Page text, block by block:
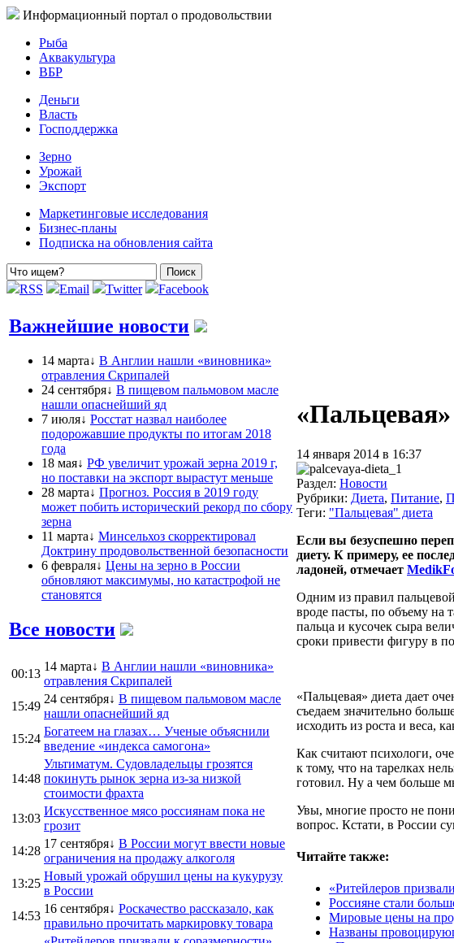
Информационный портал о продовольствии
Рыба
Аквакультура
ВБР
Деньги
Власть
Господдержка
Зерно
Урожай
Экспорт
Маркетинговые исследования
Бизнес-планы
Подписка на обновления сайта
RSS Email Twitter Facebook
Важнейшие новости
14 марта↓ В Англии нашли «виновника»
отравления Скрипалей
24 сентября↓ В пищевом пальмовом масле
нашли опаснейший яд
7 июля↓ Росстат назвал наиболее
подорожавшие продукты по итогам 2018
года
18 мая↓ РФ увеличит урожай зерна 2019 г,
но поставки на экспорт вырастут меньше
28 марта↓ Прогноз. Россия в 2019 году
может побить исторический рекорд по сбору
зерна
11 марта↓ Минсельхоз скорректировал
Доктрину продовольственной безопасности
6 февраля↓ Цены на зерно в России
обновляют максимумы, но катастрофой не
становятся
Все новости
00:13
14 марта↓ В Англии нашли «виновника»
отравления Скрипалей
15:49
24 сентября↓ В пищевом пальмовом масле
нашли опаснейший яд
15:24
Богатеем на глазах… Ученые объяснили
введение «индекса самогона»
14:48
Ультиматум. Судовладельцы грозятся
покинуть рынок зерна из-за низкой
стоимости фрахта
13:03
Искусственное мясо россиянам пока не
грозит
14:28
17 сентября↓ В России могут ввести новые
ограничения на продажу алкоголя
13:25
Новый урожай обрушил цены на кукурузу
в России
14:53
16 сентября↓ Роскачество рассказало, как
правильно прочитать маркировку товара
14 января 2014 в 16:37
Раздел: Новости
Рубрики: Диета, Питание,
Теги: "Пальцевая" диета
Если вы безуспешно
диету. К примеру, ее
ладоней, отмечает
Одним из правил
вроде пасты, по объему на
пальца и кусочек сыра
сроки привести фигуру в
«Пальцевая» диета дает
съедаем значительно
исходить из роста и веса,
Как считают психологи,
к тому, что на тарелках
готовил. Ну а чем больше
Увы, многие просто не
вопрос. Кстати, в России
Читайте также:
«Ритейлеров
Россияне стали
Мировые цены на
Названы